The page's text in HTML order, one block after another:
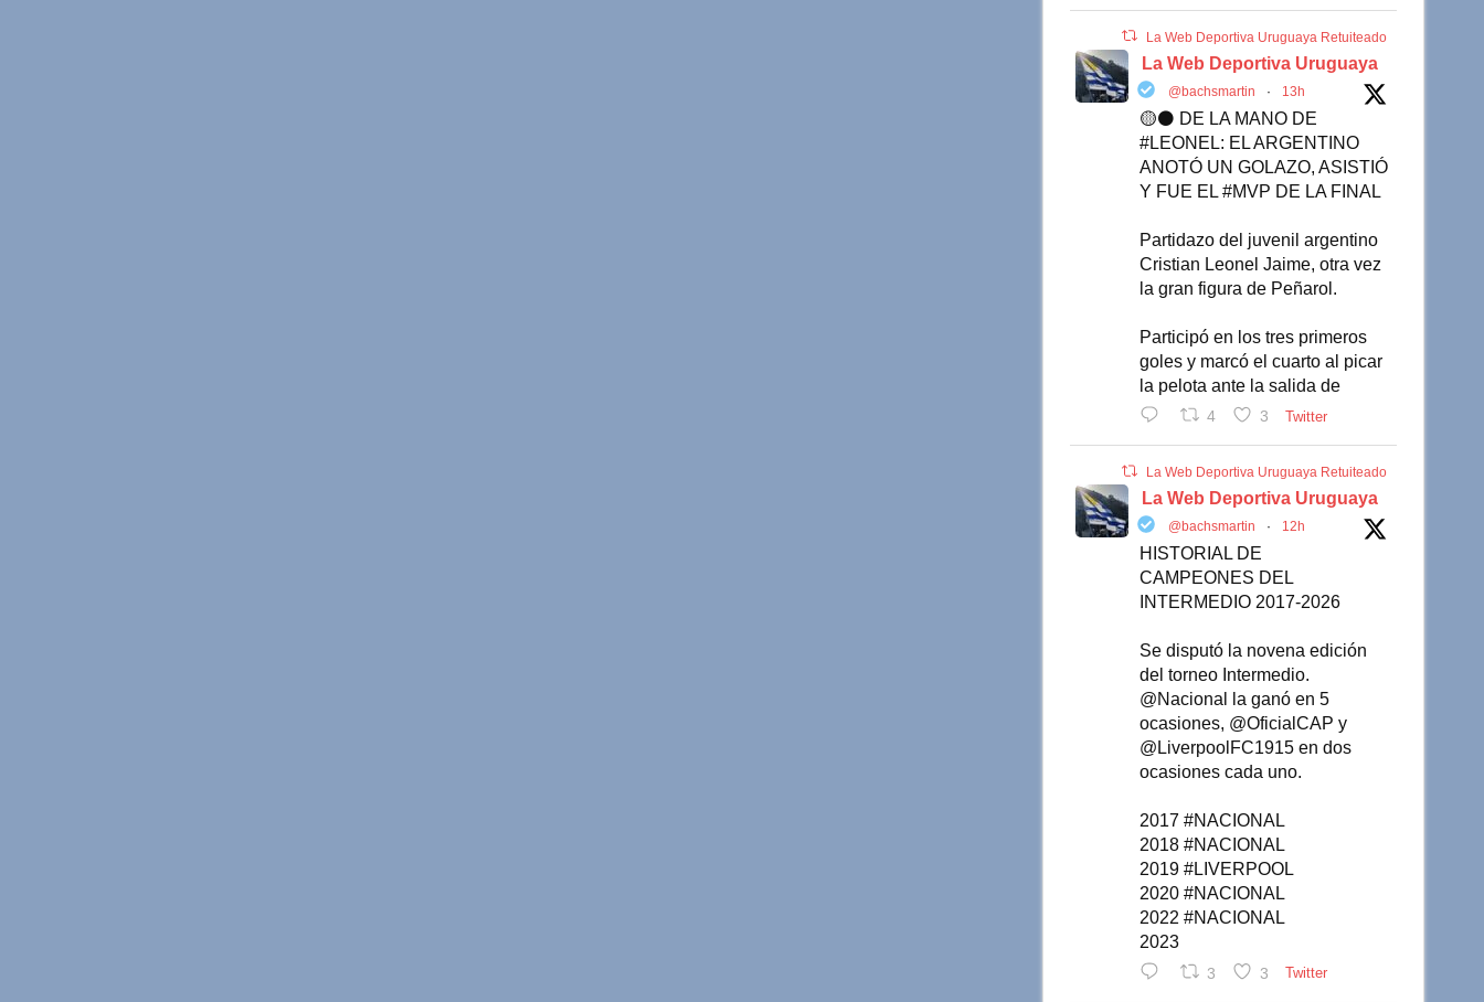
La Web Deportiva Uruguaya Retuiteado
La Web Deportiva Uruguaya
@bachsmartin · 13h
🟡⚫️ DE LA MANO DE
#LEONEL: EL ARGENTINO
ANOTÓ UN GOLAZO, ASISTIÓ
Y FUE EL #MVP DE LA FINAL
Partidazo del juvenil argentino
Cristian Leonel Jaime, otra vez
la gran figura de Peñarol.
Participó en los tres primeros
goles y marcó el cuarto al picar
la pelota ante la salida de
4 3 Twitter
La Web Deportiva Uruguaya Retuiteado
La Web Deportiva Uruguaya
@bachsmartin · 12h
HISTORIAL DE
CAMPEONES DEL
INTERMEDIO 2017-2026
Se disputó la novena edición
del torneo Intermedio.
@Nacional la ganó en 5
ocasiones, @OficialCAP y
@LiverpoolFC1915 en dos
ocasiones cada uno.
2017 #NACIONAL
2018 #NACIONAL
2019 #LIVERPOOL
2020 #NACIONAL
2022 #NACIONAL
2023
3 3 Twitter